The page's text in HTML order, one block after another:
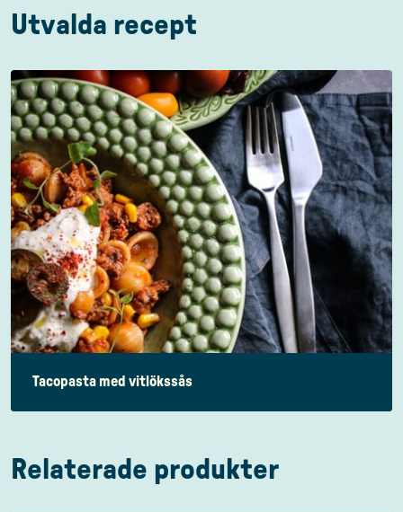
Utvalda recept
Tacopasta med vitlökssås
Relaterade produkter